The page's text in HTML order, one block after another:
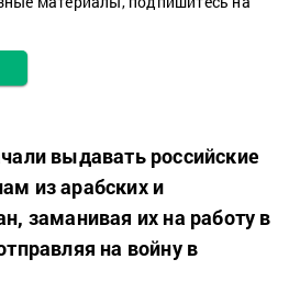
выдавать российские
из арабских и
заманивая их на работу в
на войну в